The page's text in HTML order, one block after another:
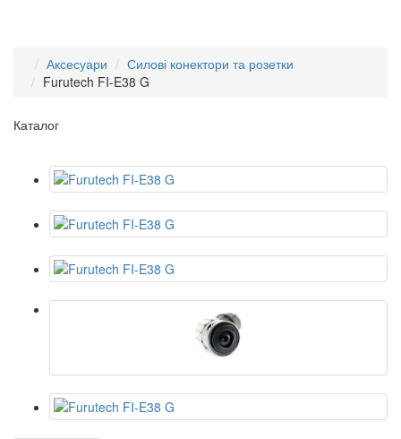
Аксесуари
Силові конектори та розетки
Furutech FI-E38 G
Каталог